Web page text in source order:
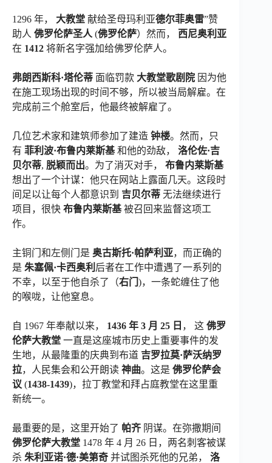
1296 年， 大教堂 献给圣母玛利亚德尔菲奥雷”赞
助人 佛罗伦萨圣人 (佛罗伦萨）然而， 西尼奥利亚
在 1412 将新名字强加给佛罗伦萨人。
弗朗西斯科·塔伦蒂 面临罚款 大教堂歌剧院 因为他
在施工现场出现的时间不够，所以被当局解雇。在
完成前三个舱室后，他最终被解雇了。
几位艺术家和建筑师参加了建造 钟楼。然而，只
有 菲利波·布鲁内莱斯基和他的劲敌， 洛伦佐·吉
贝尔蒂, 脱颖而出。为了消灭对手， 布鲁内莱斯基
想出了一个计谋：他只在网站上露面几天。这段时
间足以让每个人都意识到 吉贝尔蒂 无法继续进行
项目，很快 布鲁内莱斯基被召回来监督这项工
作。
主铜门和左侧门是 奥古斯托·帕萨利亚，而正确的
是 朱塞佩·卡西奥利 后者在工作中遭遇了一系列的
不幸，以至于他自杀了（右门 )，一条蛇缠住了他
的喉咙，让他窒息。
自 1967 年奉献以来， 1436 年 3 月 25 日 ， 这 佛罗
伦萨大教堂 一直是这座城市历史上重要事件的发
生地，从最隆重的庆典到布道 吉罗拉莫·萨沃纳罗
拉，人民集会和公开朗读 神曲。这是 佛罗伦萨会
议 (1438-1439)，拉丁教堂和拜占庭教堂在这里重
新统一。
最重要的是，这里开始了 帕齐 阴谋。在弥撒期间
佛罗伦萨大教堂 1478 年 4 月 26 日，两名刺客被谋
杀 朱利亚诺·德·美第奇 并试图杀死他的兄弟， 洛